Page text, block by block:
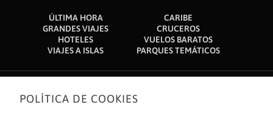
ÚLTIMA HORA
CARIBE
GRANDES VIAJES
CRUCEROS
HOTELES
VUELOS BARATOS
VIAJES A ISLAS
PARQUES TEMÁTICOS
Sobre nosotros
POLÍTICA DE COOKIES